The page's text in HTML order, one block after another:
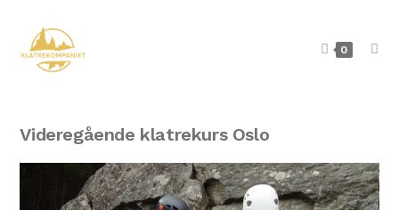
0
Videregående klatrekurs Oslo